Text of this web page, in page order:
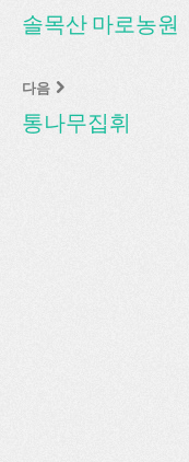
솔목산 마로농원
다음
통나무집휘